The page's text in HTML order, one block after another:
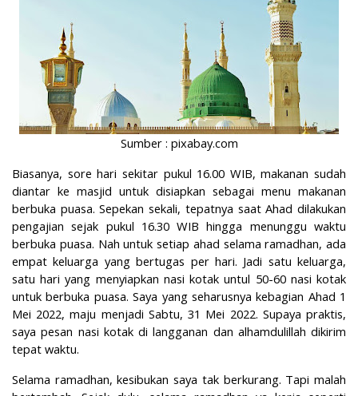
Sumber : pixabay.com
Biasanya, sore hari sekitar pukul 16.00 WIB, makanan sudah
diantar ke masjid untuk disiapkan sebagai menu makanan
berbuka puasa. Sepekan sekali, tepatnya saat Ahad dilakukan
pengajian sejak pukul 16.30 WIB hingga menunggu waktu
berbuka puasa. Nah untuk setiap ahad selama ramadhan, ada
empat keluarga yang bertugas per hari. Jadi satu keluarga,
satu hari yang menyiapkan nasi kotak untul 50-60 nasi kotak
untuk berbuka puasa. Saya yang seharusnya kebagian Ahad 1
Mei 2022, maju menjadi Sabtu, 31 Mei 2022. Supaya praktis,
saya pesan nasi kotak di langganan dan alhamdulillah dikirim
tepat waktu.
Selama ramadhan, kesibukan saya tak berkurang. Tapi malah